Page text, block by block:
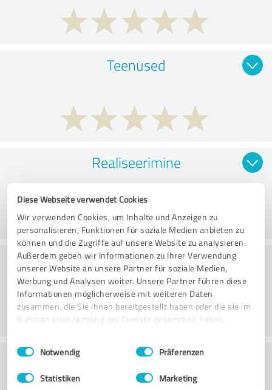
Diese Webseite verwendet Cookies
Wir verwenden Cookies, um Inhalte und Anzeigen zu
personalisieren, Funktionen für soziale Medien anbieten zu
können und die Zugriffe auf unsere Website zu analysieren.
Außerdem geben wir Informationen zu Ihrer Verwendung
unserer Website an unsere Partner für soziale Medien,
Werbung und Analysen weiter. Unsere Partner führen diese
Informationen möglicherweise mit weiteren Daten
zusammen, die Sie ihnen bereitgestellt haben oder die sie im
Rahmen Ihrer Nutzung der Dienste gesammelt haben.
Impressum Datenschutzbestimmungen
Einwilligungsauswahl
Notwendig Präferenzen
Statistiken Marketing
Teenused
Realiseerimine
Konsultatsioon
Klienditeenindus